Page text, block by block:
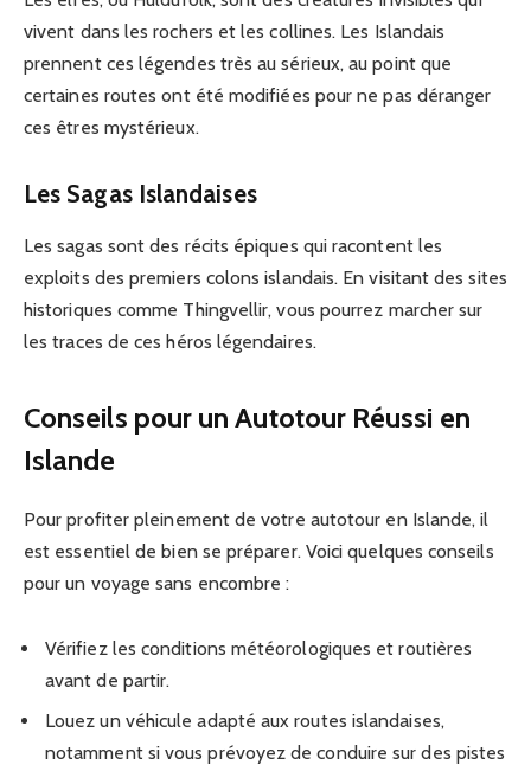
vivent dans les rochers et les collines. Les Islandais
prennent ces légendes très au sérieux, au point que
certaines routes ont été modifiées pour ne pas déranger
ces êtres mystérieux.
Les Sagas Islandaises
Les sagas sont des récits épiques qui racontent les
exploits des premiers colons islandais. En visitant des sites
historiques comme Thingvellir, vous pourrez marcher sur
les traces de ces héros légendaires.
Conseils pour un Autotour Réussi en
Islande
Pour profiter pleinement de votre autotour en Islande, il
est essentiel de bien se préparer. Voici quelques conseils
pour un voyage sans encombre :
Vérifiez les conditions météorologiques et routières
avant de partir.
Louez un véhicule adapté aux routes islandaises,
notamment si vous prévoyez de conduire sur des pistes